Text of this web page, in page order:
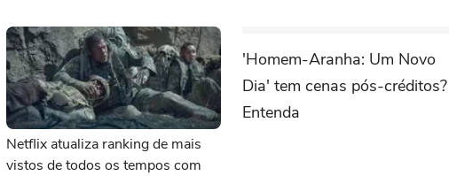
Netflix atualiza ranking de mais
vistos de todos os tempos com
'Homem-Aranha: Um Novo
Dia' tem cenas pós-créditos?
Entenda